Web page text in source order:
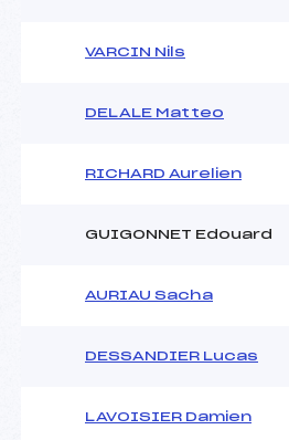
VARCIN Nils
DELALE Matteo
RICHARD Aurelien
GUIGONNET Edouard
AURIAU Sacha
DESSANDIER Lucas
LAVOISIER Damien